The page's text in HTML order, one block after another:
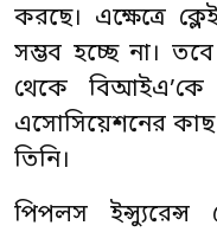
করছে। এক্ষেত্রে
সম্ভব হচ্ছে না।
থেকে বিআইএ’কে
এসোসিয়েশনের কাছ
তিনি।
পিপলস